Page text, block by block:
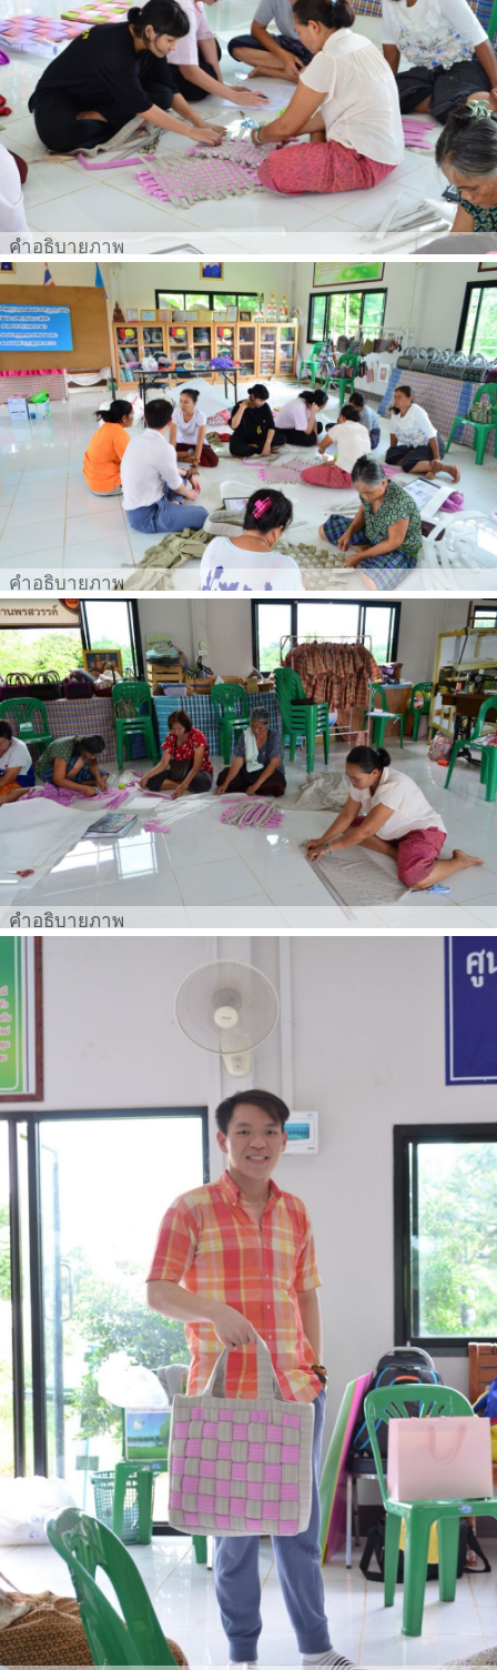
คำอธิบายภาพ
คำอธิบายภาพ
คำอธิบายภาพ